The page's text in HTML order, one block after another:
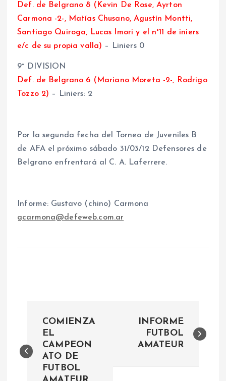
Def. de Belgrano 8 (Kevin De Rose, Ayrton
Carmona -2-, Matías Chusano, Agustín Montti,
Santiago Quiroga, Lucas Imori y el n°11 de iniers
e/c de su propia valla) – Liniers 0
9° DIVISION
Def. de Belgrano 6 (Mariano Moreta -2-, Rodrigo
Tozzo 2) – Liniers: 2
Por la segunda fecha del Torneo de Juveniles B
de AFA el próximo sábado 31/03/12 Defensores de
Belgrano enfrentará al C. A. Laferrere.
Informe: Gustavo (chino) Carmona
gcarmona@defeweb.com.ar
v
COMIENZA
EL
CAMPEON
ATO DE
FUTBOL
INFORME
FUTBOL
AMATEUR